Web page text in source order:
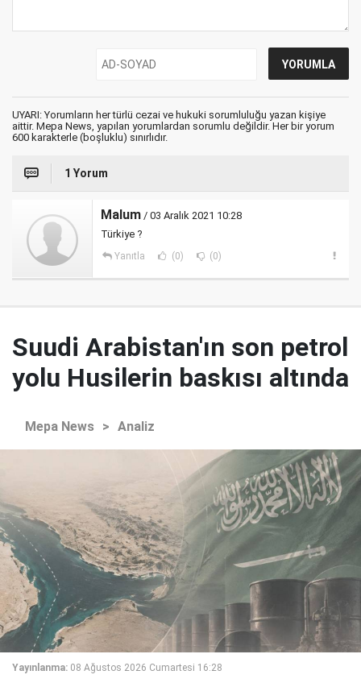
UYARI: Yorumların her türlü cezai ve hukuki sorumluluğu yazan kişiye
aittir. Mepa News, yapılan yorumlardan sorumlu değildir. Her bir yorum
600 karakterle (boşluklu) sınırlıdır.
1 Yorum
Malum / 03 Aralık 2021 10:28
Türkiye ?
Yanıtla (0) (0)
Suudi Arabistan'ın son petrol
yolu Husilerin baskısı altında
Mepa News > Analiz
Yayınlanma: 08 Ağustos 2026 Cumartesi 16:28